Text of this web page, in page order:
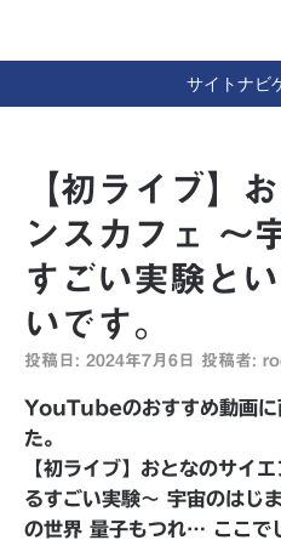
サイトナビ
【初ライブ】
ンスカフェ 〜
すごい実験と
いです。
投稿日: 2024年7月6日 投稿者:
YouTubeのおすすめ動画に
た。
【初ライブ】おとなのサイ
るすごい実験〜 宇宙のはじ
の世界 量子もつれ… ここで